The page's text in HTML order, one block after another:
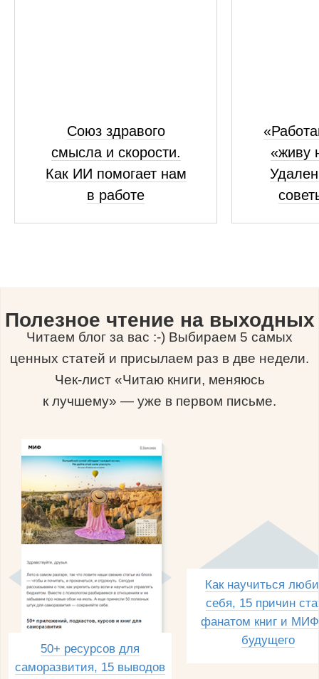
Союз здравого
смысла и скорости.
Как ИИ помогает нам
в работе
«живу
Полезное чтение на выходных
Читаем блог за вас :-) Выбираем 5 самых
ценных статей и присылаем раз в две недели.
Чек-лист «Читаю книги, меняюсь
к лучшему» — уже в первом письме.
50+ ресурсов для
саморазвития, 15 выводов
Как научиться
себя, 15 причин
фанатом книг и
будущего